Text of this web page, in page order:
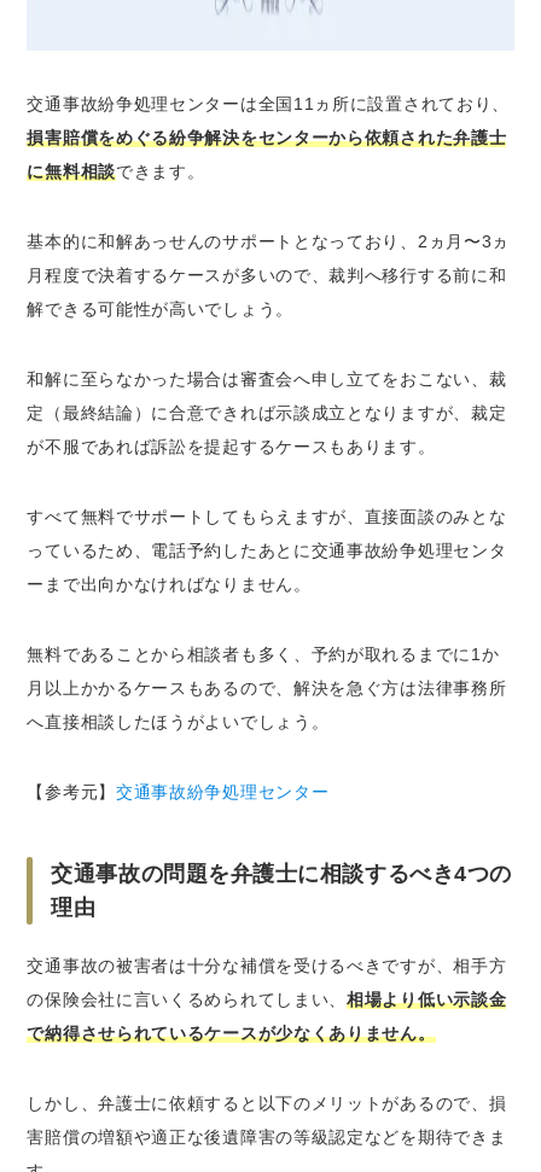
交通事故紛争処理センターは全国11ヵ所に設置されており、
損害賠償をめぐる紛争解決をセンターから依頼された弁護士
に無料相談できます。
基本的に和解あっせんのサポートとなっており、2ヵ月〜3ヵ
月程度で決着するケースが多いので、裁判へ移行する前に和
解できる可能性が高いでしょう。
和解に至らなかった場合は審査会へ申し立てをおこない、裁
定（最終結論）に合意できれば示談成立となりますが、裁定
が不服であれば訴訟を提起するケースもあります。
すべて無料でサポートしてもらえますが、直接面談のみとな
っているため、電話予約したあとに交通事故紛争処理センタ
ーまで出向かなければなりません。
無料であることから相談者も多く、予約が取れるまでに1か
月以上かかるケースもあるので、解決を急ぐ方は法律事務所
へ直接相談したほうがよいでしょう。
【参考元】 交通事故紛争処理センター
交通事故の問題を弁護士に相談するべき4つの
理由
交通事故の被害者は十分な補償を受けるべきですが、相手方
の保険会社に言いくるめられてしまい、相場より低い示談金
で納得させられているケースが少なくありません。
しかし、弁護士に依頼すると以下のメリットがあるので、損
害賠償の増額や適正な後遺障害の等級認定などを期待できま